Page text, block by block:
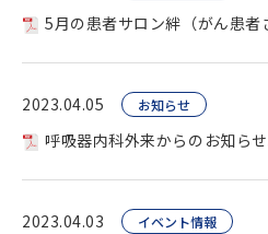
5月の患者サロン絆（がん患者さんや
2023.04.05 お知らせ
呼吸器内科外来からのお知らせ
2023.04.03 イベント情報